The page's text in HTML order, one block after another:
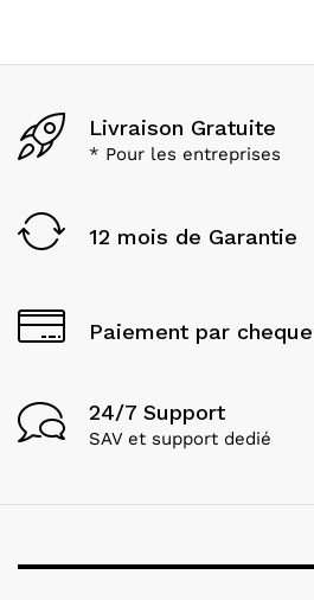
Livraison Gratuite
* Pour les entreprises
12 mois de Garantie
Paiement par
24/7 Support
SAV et support dedié